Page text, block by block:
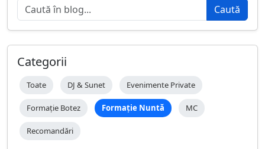
Caută
Categorii
Toate DJ & Sunet Evenimente Private
Formație Botez Formație Nuntă MC
Recomandări